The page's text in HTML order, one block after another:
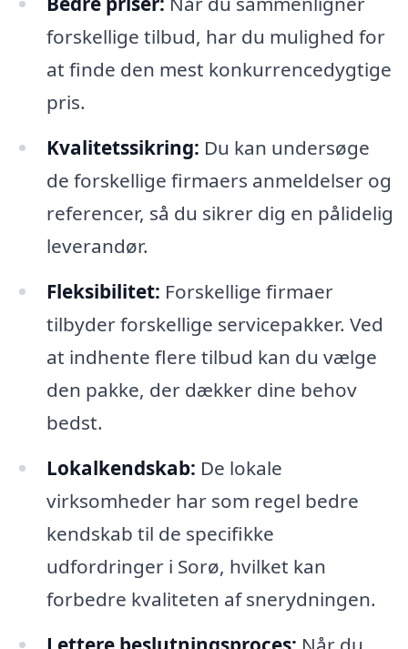
forskellige tilbud, har du mulighed for
at finde den mest konkurrencedygtige
pris.
Kvalitetssikring: Du kan undersøge
de forskellige firmaers anmeldelser og
referencer, så du sikrer dig en pålidelig
leverandør.
Fleksibilitet: Forskellige firmaer
tilbyder forskellige servicepakker. Ved
at indhente flere tilbud kan du vælge
den pakke, der dækker dine behov
bedst.
Lokalkendskab: De lokale
virksomheder har som regel bedre
kendskab til de specifikke
udfordringer i Sorø, hvilket kan
forbedre kvaliteten af snerydningen.